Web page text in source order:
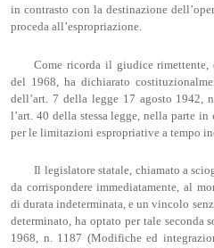
in contrasto con la destinazione
proceda all’espropriazione.
Come ricorda il giudice rimettente,
del 1968, ha dichiarato
dell’art. 7 della legge 17 agosto 1942,
l’art. 40 della stessa legge, nella parte
per le limitazioni espropriative a tempo
Il legislatore statale, chiamato a
da corrispondere immediatamente, al
di durata indeterminata, e un vincolo
determinato, ha optato per tale seconda
1968, n. 1187 (Modifiche ed